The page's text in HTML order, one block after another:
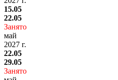
15.05
22.05
Занято
май
2027 г.
22.05
29.05
Занято